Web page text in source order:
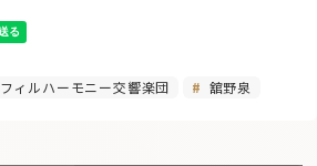
ィルハーモニー交響楽団 舘野泉